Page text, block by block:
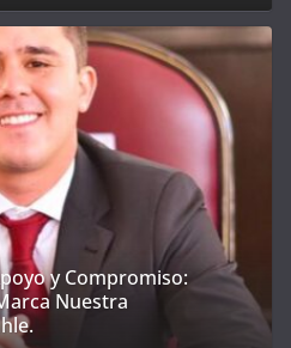
y Compromiso:
Nuestra